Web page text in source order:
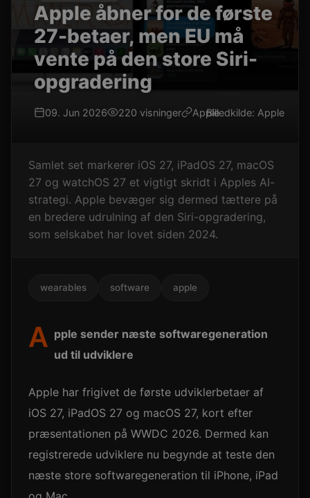
Apple åbner for de første
27-betaer, men EU må
vente på den store Siri-
opgradering
09. Jun 2026 220 visninger AppleBilledkilde: Apple
Samlet set markerer iOS 27, iPadOS 27, macOS
27 og watchOS 27 et vigtigt skridt i Apples AI-
strategi. Apple bevæger sig dermed tættere på
en bredere udrulning af den Siri-opgradering,
som selskabet har lovet siden 2024.
wearables software apple
A pple sender næste softwaregeneration
ud til udviklere
Apple har frigivet de første udviklerbetaer af
iOS 27, iPadOS 27 og macOS 27, kort efter
præsentationen på WWDC 2026. Dermed kan
registrerede udviklere nu begynde at teste den
næste store softwaregeneration til iPhone, iPad